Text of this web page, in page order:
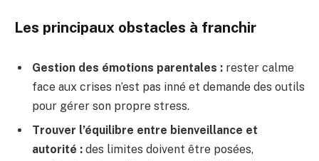
Les principaux obstacles à franchir
Gestion des émotions parentales : rester calme
face aux crises n’est pas inné et demande des outils
pour gérer son propre stress.
Trouver l’équilibre entre bienveillance et
autorité : des limites doivent être posées,